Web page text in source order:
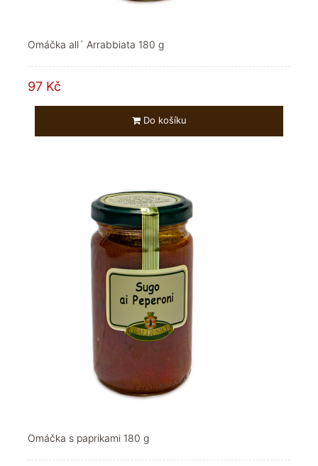
Omáčka all´ Arrabbiata 180 g
97 Kč
Do košíku
Omáčka s paprikami 180 g